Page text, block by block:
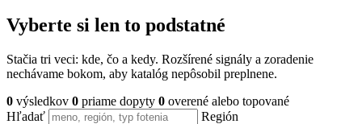
Vyberte si len to podstatné
Stačia tri veci: kde, čo a kedy. Rozšírené signály a zoradenie
nechávame bokom, aby katalóg nepôsobil preplnene.
0 výsledkov 0 priame dopyty 0 overené alebo topované
Hľadať
Región